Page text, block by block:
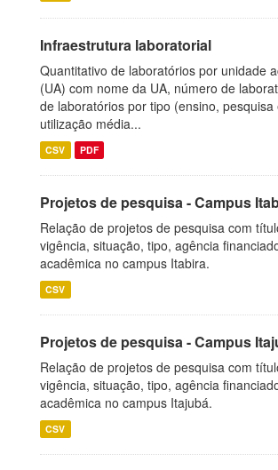
Infraestrutura laboratorial
Quantitativo de laboratórios por unidade
(UA) com nome da UA, número de
de laboratórios por tipo (ensino, pesquisa
utilização média...
CSV PDF
Projetos de pesquisa - Campus
Relação de projetos de pesquisa com
vigência, situação, tipo, agência
acadêmica no campus Itabira.
CSV
Projetos de pesquisa - Campus
Relação de projetos de pesquisa com
vigência, situação, tipo, agência
acadêmica no campus Itajubá.
CSV